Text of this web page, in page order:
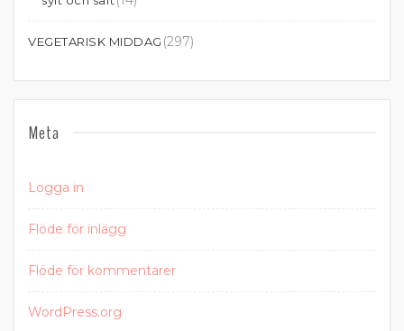
VEGETARISK MIDDAG (297)
Meta
Logga in
Flöde för inlägg
Flöde för kommentarer
WordPress.org